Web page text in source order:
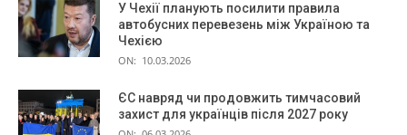
У Чехії планують посилити правила
автобусних перевезень між Україною та
Чехією
ON: 10.03.2026
ЄС навряд чи продовжить тимчасовий
захист для українців після 2027 року